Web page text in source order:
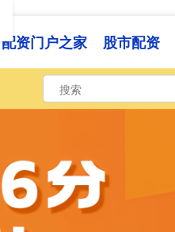
配资门户之家 股市配资